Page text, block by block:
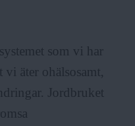
som vi har
äter ohälsosamt,
Jordbruket